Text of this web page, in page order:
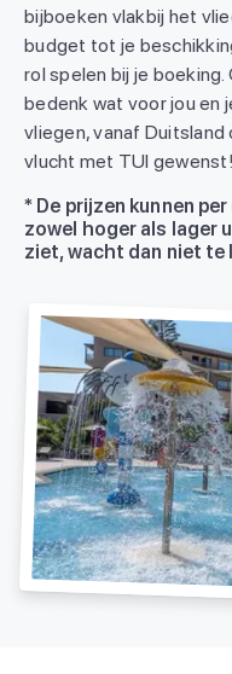
bijboeken vlakbij het
budget tot je
rol spelen bij je
bedenk wat voor jou en
vliegen, vanaf
vlucht met TUI gewenst!
* De prijzen kunnen
zowel hoger als lager
ziet, wacht dan niet te